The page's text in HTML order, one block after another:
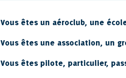
Vous êtes un aéroclub, une
Vous êtes une association, un
Vous êtes pilote, particulier,